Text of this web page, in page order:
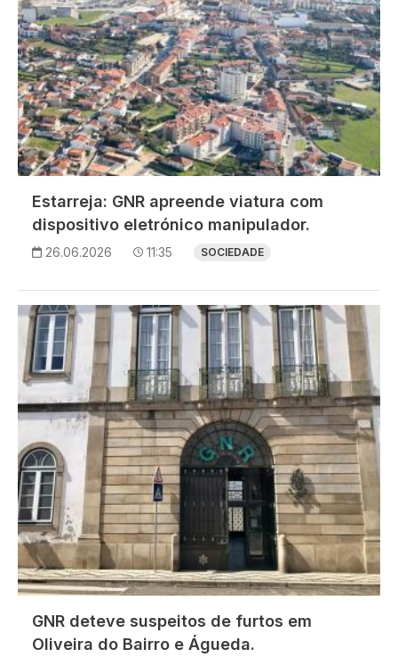
Estarreja: GNR apreende viatura com
dispositivo eletrónico manipulador.
26.06.2026 11:35 SOCIEDADE
Imagem
GNR deteve suspeitos de furtos em
Oliveira do Bairro e Águeda.